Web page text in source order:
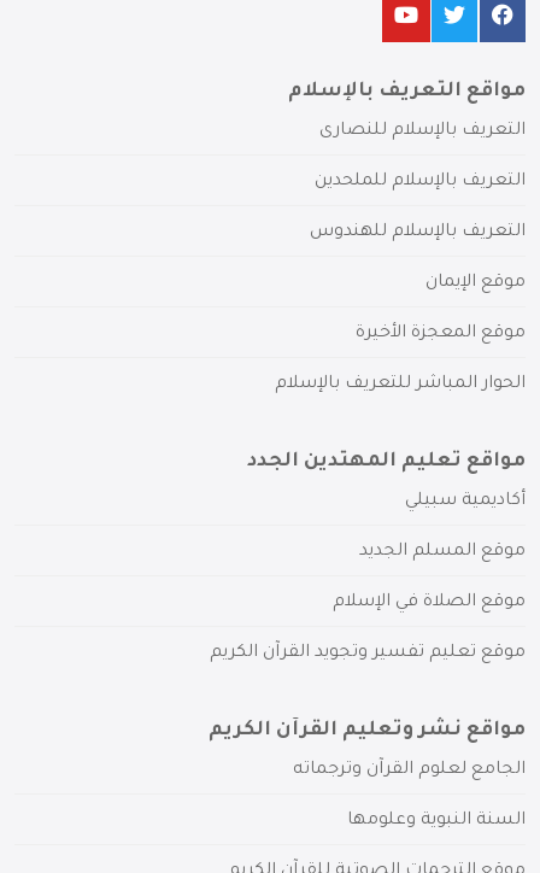
مواقع التعريف بالإسلام
التعريف بالإسلام للنصارى
التعريف بالإسلام للملحدين
التعريف بالإسلام للهندوس
موقع الإيمان
موقع المعجزة الأخيرة
الحوار المباشر للتعريف بالإسلام
مواقع تعليم المهتدين الجدد
أكاديمية سبيلي
موقع المسلم الجديد
موقع الصلاة في الإسلام
موقع تعليم تفسير وتجويد القرآن الكريم
مواقع نشر وتعليم القرآن الكريم
الجامع لعلوم القرآن وترجماته
السنة النبوية وعلومها